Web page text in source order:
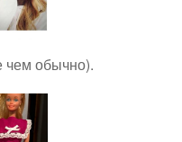
чем обычно).